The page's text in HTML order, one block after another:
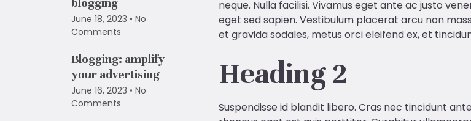
June 18, 2023
No
Comments
Blogging: amplify
your advertising
June 16, 2023
No
Comments
neque. Nulla facilisi. Vivamus eget ante ac justo
eget sed sapien. Vestibulum placerat arcu non
et gravida sodales, metus orci eleifend ex, et
Heading 2
Suspendisse id blandit libero. Cras nec tincidunt